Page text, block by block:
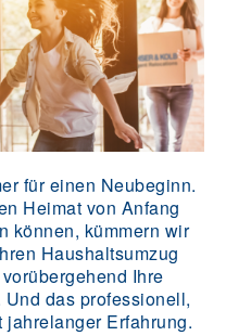
für einen Neubeginn.
Heimat von Anfang
können, kümmern wir
Haushaltsumzug
Ihre
das professionell,
Erfahrung.